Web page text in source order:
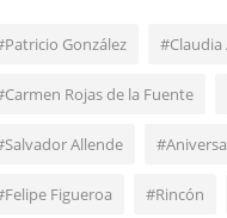
González #Claudia
Rojas de la Fuente
Allende
Figueroa #Rincón